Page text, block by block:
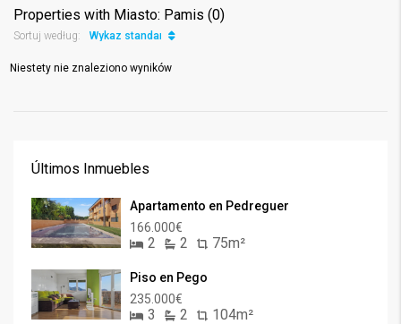
Properties with Miasto: Pamis (0)
Sortuj według: Wykaz standard
Niestety nie znaleziono wyników
Últimos Inmuebles
Apartamento en Pedreguer
166.000€
2 2 75m²
Piso en Pego
235.000€
3 2 104m²